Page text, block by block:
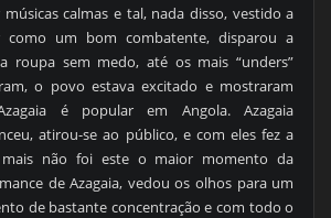
músicas calmas e tal, nada disso, vestido a
como um bom combatente, disparou a
roupa sem medo, até os mais “unders”
o povo estava excitado e mostraram
é popular em Angola. Azagaia
atirou-se ao público, e com eles fez a
mais não foi este o maior momento da
de Azagaia, vedou os olhos para um
de bastante concentração e com todo o